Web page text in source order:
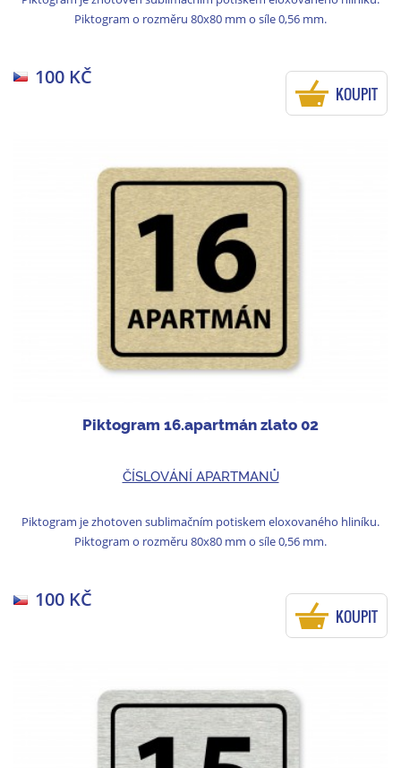
Piktogram o rozměru 80x80 mm o síle 0,56 mm.
100 KČ
KOUPIT
Piktogram 16.apartmán zlato 02
ČÍSLOVÁNÍ APARTMANŮ
Piktogram je zhotoven sublimačním potiskem eloxovaného hliníku.
Piktogram o rozměru 80x80 mm o síle 0,56 mm.
100 KČ
KOUPIT